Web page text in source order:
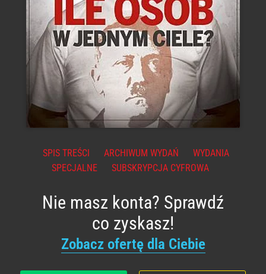
SPIS TREŚCI ARCHIWUM WYDAŃ
WYDANIA
SPECJALNE
SUBSKRYPCJA CYFROWA
Nie masz konta? Sprawdź
co zyskasz!
Zobacz ofertę dla Ciebie